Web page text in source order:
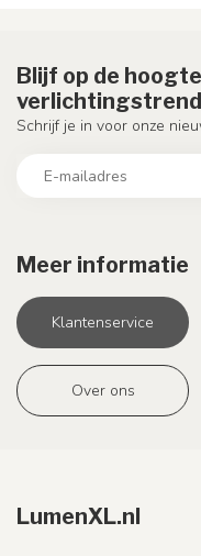
Meer informatie
Klantenservice
Over ons
Blijf op de
Schrijf je in voor onze
LumenXL.nl